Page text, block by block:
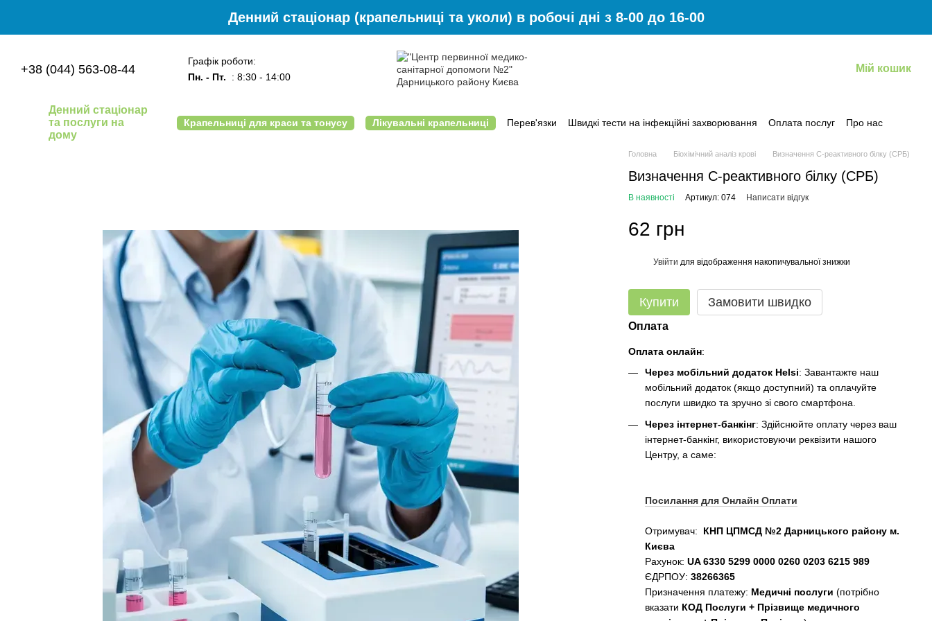
Денний стаціонар (крапельниці та уколи) в робочі дні з 8-00 до 16-00
+38 (044) 563-08-44
Графік роботи:
Пн. - Пт.
: 8:30 - 14:00
Мій кошик
Денний стаціонар
та послуги на
дому
Крапельниці для краси та тонусу Лікувальні крапельниці Перев'язки Швидкі тести на інфекційні захворювання Оплата послуг
Про нас
Головна Біохімічний аналіз крові Визначення С-реактивного білку (СРБ)
Визначення С-реактивного білку (СРБ)
В наявності Артикул: 074 Написати відгук
62 грн
Увійти для відображення накопичувальної знижки
Купити Замовити швидко
Оплата
Оплата онлайн:
Через мобільний додаток Helsi: Завантажте наш
мобільний додаток (якщо доступний) та оплачуйте
послуги швидко та зручно зі свого смартфона.
Через інтернет-банкінг: Здійснюйте оплату через ваш
інтернет-банкінг, використовуючи реквізити нашого
Центру, а саме:
Посилання для Онлайн Оплати
Отримувач:
КНП ЦПМСД №2 Дарницького району м.
Києва
Рахунок: UA 6330 5299 0000 0260 0203 6215 989
ЄДРПОУ: 38266365
Призначення платежу: Медичні послуги (потрібно
вказати КОД Послуги + Прізвище медичного